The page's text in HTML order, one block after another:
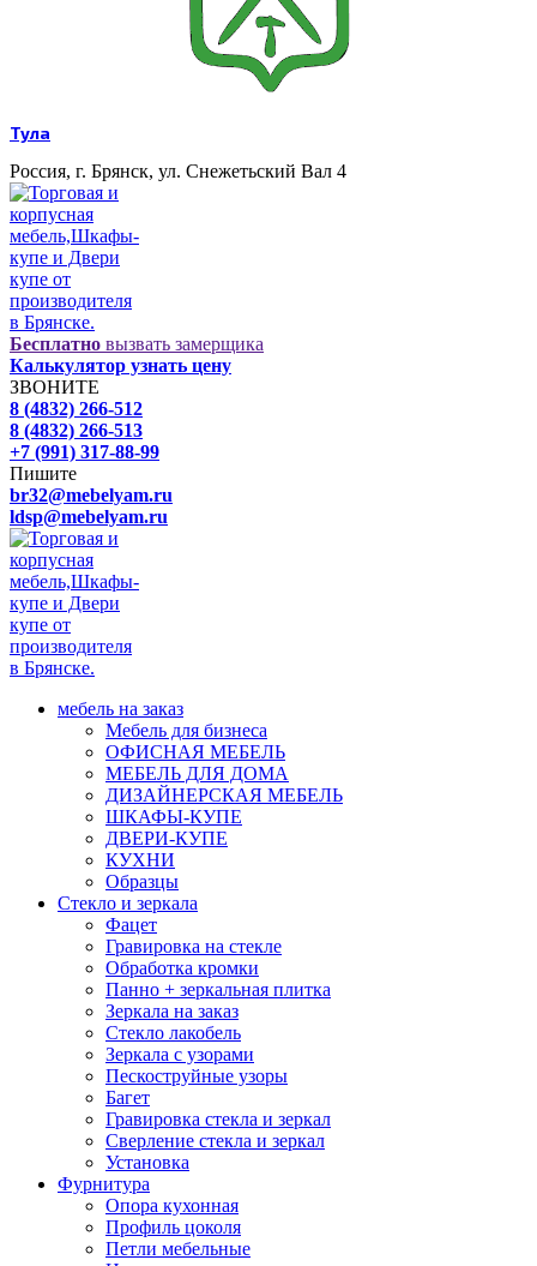
Тула
Россия, г. Брянск, ул. Снежетьский Вал 4
Бесплатно вызвать замерщика
Калькулятор узнать цену
ЗВОНИТЕ
8 (4832) 266-512
8 (4832) 266-513
+7 (991) 317-88-99
Пишите
br32@mebelyam.ru
ldsp@mebelyam.ru
мебель на заказ
Мебель для бизнеса
ОФИСНАЯ МЕБЕЛЬ
МЕБЕЛЬ ДЛЯ ДОМА
ДИЗАЙНЕРСКАЯ МЕБЕЛЬ
ШКАФЫ-КУПЕ
ДВЕРИ-КУПЕ
КУХНИ
Образцы
Стекло и зеркала
Фацет
Гравировка на стекле
Обработка кромки
Панно + зеркальная плитка
Зеркала на заказ
Стекло лакобель
Зеркала с узорами
Пескоструйные узоры
Багет
Гравировка стекла и зеркал
Сверление стекла и зеркал
Установка
Фурнитура
Опора кухонная
Профиль цоколя
Петли мебельные